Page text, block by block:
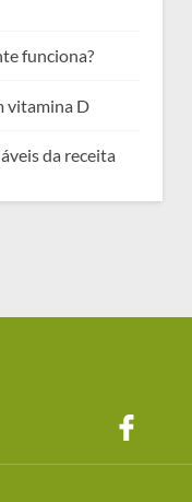
funciona?
vitamina D
da receita